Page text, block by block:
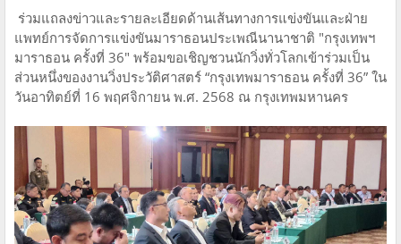
ร่วมแถลงข่าวและรายละเอียดด้านเส้นทางการแข่งขันและฝ่าย
แพทย์การจัดการแข่งขันมาราธอนประเพณีนานาชาติ "กรุงเทพฯ
มาราธอน ครั้งที่ 36" พร้อมขอเชิญชวนนักวิ่งทั่วโลกเข้าร่วมเป็น
ส่วนหนึ่งของงานวิ่งประวัติศาสตร์ “กรุงเทพมาราธอน ครั้งที่ 36” ใน
วันอาทิตย์ที่ 16 พฤศจิกายน พ.ศ. 2568 ณ กรุงเทพมหานคร